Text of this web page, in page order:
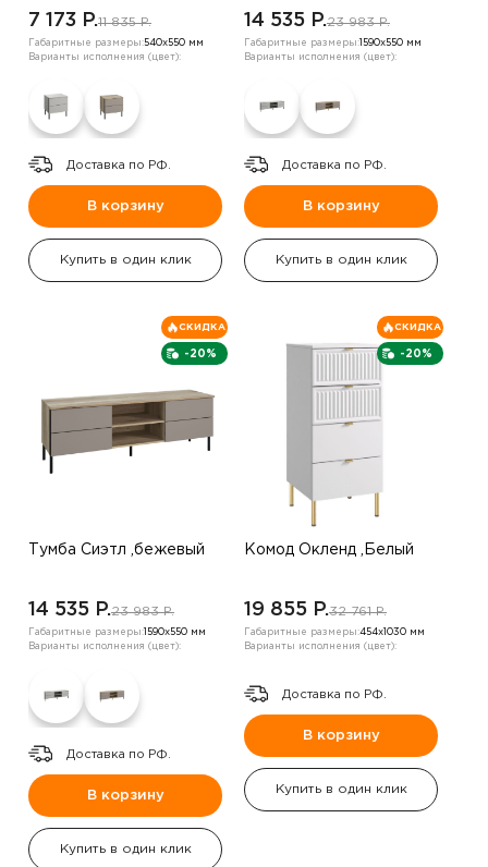
7 173 P.11 835 P.
Габаритные размеры:540х550 мм
Варианты исполнения (цвет):
Доставка по РФ.
В корзину
Купить в один клик
14 535 P.23 983 P.
Габаритные размеры: 1590х550 мм
Варианты исполнения (цвет):
Доставка по РФ.
В корзину
Купить в один клик
-20%
СКИДКА
Тумба Сиэтл ,бежевый
14 535 P.23 983 P.
Габаритные размеры: 1590х550 мм
Варианты исполнения (цвет):
Доставка по РФ.
В корзину
Купить в один клик
-20%
СКИДКА
Комод Окленд ,Белый
19 855 P.32 761 P.
Габаритные размеры:454х1030 мм
Варианты исполнения (цвет):
Доставка по РФ.
В корзину
Купить в один клик